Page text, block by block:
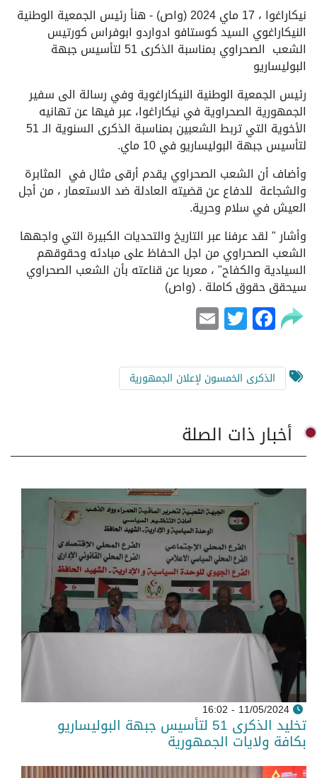
نيكاراغوا ، 17 ماي 2024 (واص) - هنأ رئيس الجمعية الوطنية
النيكاراغوي السيد كوستافو ادواردو ابوفراس كورتيس
الشعب الصحراوي بمناسبة الذكرى 51 لتأسيس جبهة
البوليساريو
رئيس الجمعية الوطنية النيكاراغوية وفي رسالة الى سفير
الجمهورية الصحراوية في نيكاراغوا، عبر فيها عن تهانيه
الأخوية التي تربط الشعبين بمناسبة الذكرى السنوية الـ 51
لتأسيس جبهة البوليساريو‏ في 10 ماي.
وأضاف أن الشعب الصحراوي يقدم أرقى مثال في المثابرة
والشجاعة للدفاع عن قضيته العادلة ضد الاستعمار ، من أجل
العيش في سلام وحرية.
وأشار " لقد عرفنا عبر التاريخ والتحديات الكبيرة التي واجهها
الشعب الصحراوي من اجل الحفاظ على مبادئه وحقوقهم
السيادية والكفاح" ، معربا عن قناعته بأن الشعب الصحراوي
سيحقق حقوق كاملة . (واص)
Facebook
Twitter
الذكرى الخمسون لإعلان الجمهورية
أخبار ذات الصلة
11/05/2024 - 16:02
تخليد الذكرى 51 لتأسيس جبهة البوليساريو
بكافة ولايات الجمهورية